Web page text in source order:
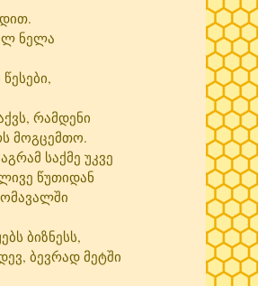
ნელა
რამდენი
მოგცემთო.
საქმე უკვე
წუთიდან
ბიზნესს,
ბევრად მეტში